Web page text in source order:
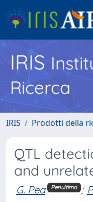
IRIS
Ricerca
IRIS Prodotti della
QTL
and
G. Pea Penultimo ;